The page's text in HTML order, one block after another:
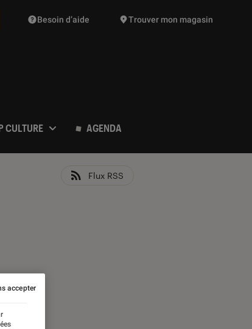
Des suggestions de produits vont vous être proposées
Besoin d’aide Trouver mon magasin
CULTURE AGENDA
Flux RSS
accepter